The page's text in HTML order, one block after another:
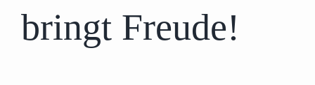
bringt Freude!